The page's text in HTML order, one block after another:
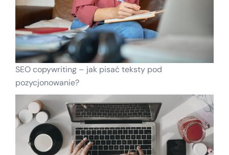
SEO copywriting – jak pisać teksty pod
pozycjonowanie?